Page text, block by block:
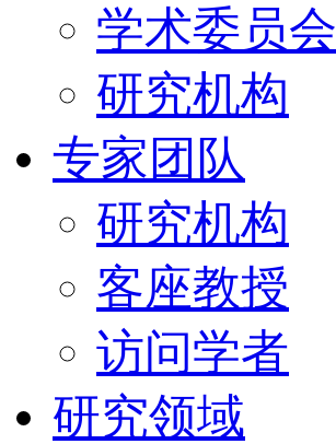
学术委员会
研究机构
专家团队
研究机构
客座教授
访问学者
研究领域